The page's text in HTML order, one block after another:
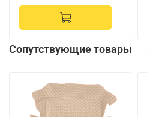
Сопутствующие товары